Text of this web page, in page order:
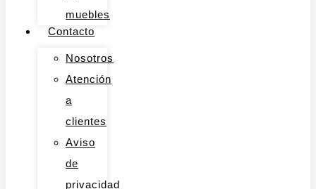
muebles
Contacto
Nosotros
Atención
a
clientes
Aviso
de
privacidad